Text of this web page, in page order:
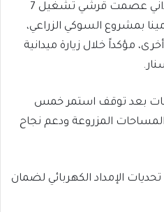
أعلن وزير الزراعة والري السوداني عصمت قرشي تشغيل 7
11 بمحطة مينا بمشروع السوكي الزراعي،
3 طلمبات أخرى، مؤكداً خلال زيارة ميدانية
بعد توقف استمر خمس
المزروعة ودعم نجاح
الإمداد الكهربائي لضمان